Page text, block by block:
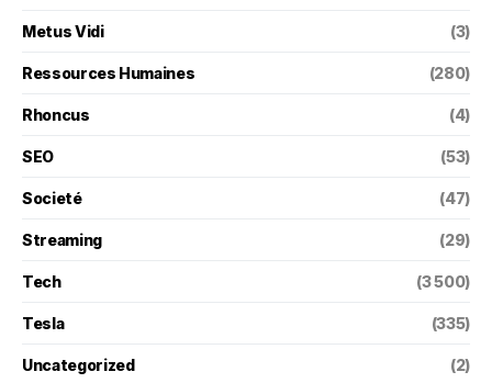
Metus Vidi (3)
Ressources Humaines (280)
Rhoncus (4)
SEO (53)
Societé (47)
Streaming (29)
Tech (3 500)
Tesla (335)
Uncategorized (2)